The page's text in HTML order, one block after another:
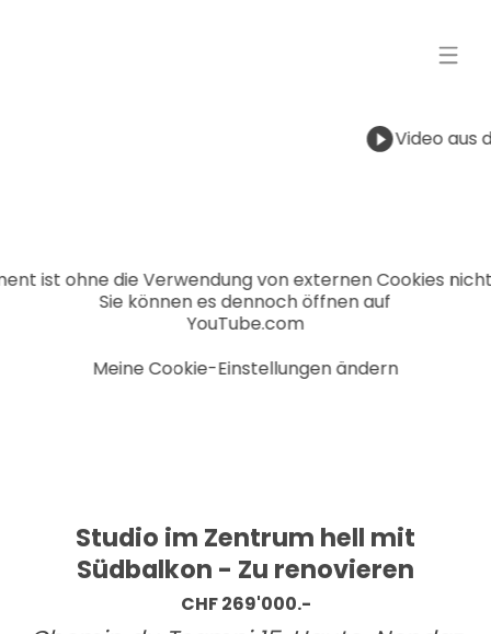
Video aus
ist ohne die Verwendung von externen Cookies
Sie können es dennoch öffnen auf
YouTube.com
Meine Cookie-Einstellungen ändern
Studio im Zentrum hell mit
Südbalkon - Zu renovieren
CHF 269'000.-